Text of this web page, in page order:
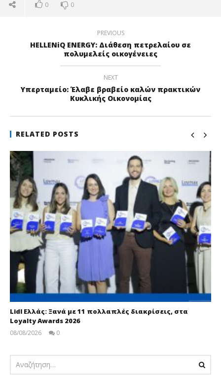
0 0
PREVIOUS
HELLENiQ ENERGY: Διάθεση πετρελαίου σε
πολυμελείς οικογένειες
NEXT
Υπερταμείο: Έλαβε βραβείο καλών πρακτικών
Κυκλικής Οικονομίας
RELATED POSTS
Lidl Ελλάς: Ξανά με 11 πολλαπλές διακρίσεις, στα
Loyalty Awards 2026
08/08/2026
0